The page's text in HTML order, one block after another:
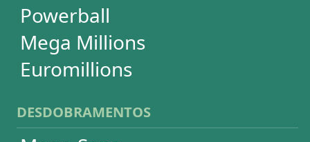
ASSINATURA
Assinatura
Palpites Estatísticos
Análises Estatísticas
Simulador de Apostas